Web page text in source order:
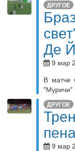
ДРУГОЕ
Де
9 мар
В матче
"Муричи"
ДРУГОЕ
9 мар